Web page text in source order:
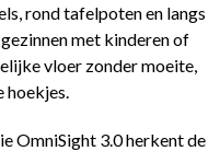
rond tafelpoten en langs
met kinderen of
vloer zonder moeite,
OmniSight 3.0 herkent de